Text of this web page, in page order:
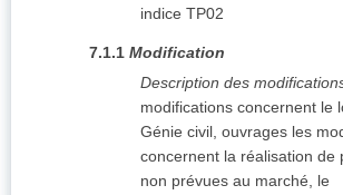
indice TP02
7.1.1 Modification
Description des
modifications concernent le
Génie civil, ouvrages les
concernent la réalisation de
non prévues au marché, le